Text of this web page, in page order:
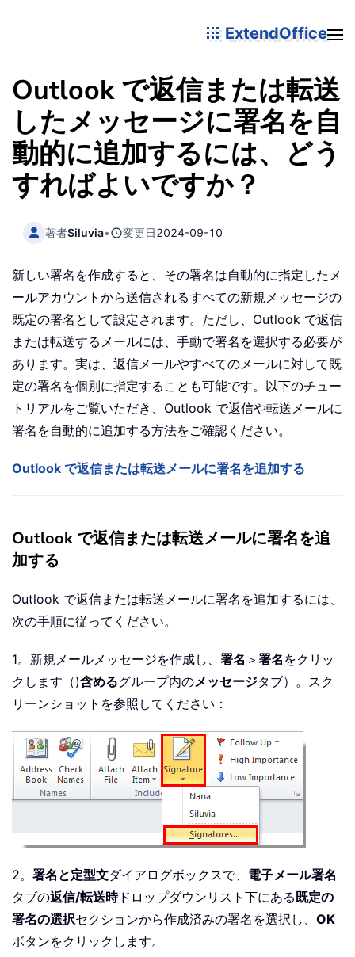
ExtendOffice
Outlook で返信または転送
したメッセージに署名を自
動的に追加するには、どう
すればよいですか？
著者Siluvia• 変更日2024-09-10
新しい署名を作成すると、その署名は自動的に指定したメ
ールアカウントから送信されるすべての新規メッセージの
既定の署名として設定されます。ただし、Outlook で返信
または転送するメールには、手動で署名を選択する必要が
あります。実は、返信メールやすべてのメールに対して既
定の署名を個別に指定することも可能です。以下のチュー
トリアルをご覧いただき、Outlook で返信や転送メールに
署名を自動的に追加する方法をご確認ください。
Outlook で返信または転送メールに署名を追加する
Outlook で返信または転送メールに署名を追
加する
Outlook で返信または転送メールに署名を追加するには、
次の手順に従ってください。
1。新規メールメッセージを作成し、 署名 ＞ 署名 をクリッ
クします（)含めるグループ内のメッセージタブ）。スク
リーンショットを参照してください：
2。 署名と定型文ダイアログボックスで、 電子メール署名
タブの返信/転送時ドロップダウンリスト下にある既定の
署名の選択セクションから作成済みの署名を選択し、 OK
ボタンをクリックします。